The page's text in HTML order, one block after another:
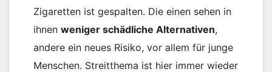
Zigaretten ist gespalten. Die einen sehen in
ihnen weniger schädliche Alternativen,
andere ein neues Risiko, vor allem für junge
Menschen. Streitthema ist hier immer wieder